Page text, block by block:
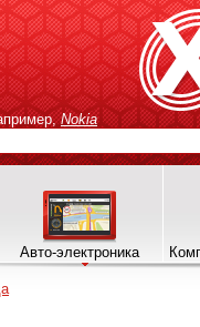
Nokia
Авто-электроника